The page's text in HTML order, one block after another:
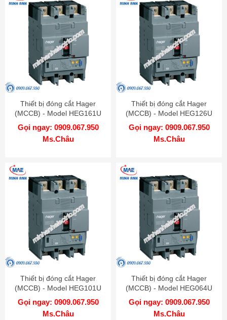
Thiết bị đóng cắt Hager
(MCCB) - Model HEG161U
Gọi ngay: 0909.067.950
Ms.Châu
Thiết bị đóng cắt Hager
(MCCB) - Model HEG126U
Gọi ngay: 0909.067.950
Ms.Châu
Thiết bị đóng cắt Hager
(MCCB) - Model HEG101U
Gọi ngay: 0909.067.950
Ms.Châu
Thiết bị đóng cắt Hager
(MCCB) - Model HEG064U
Gọi ngay: 0909.067.950
Ms.Châu